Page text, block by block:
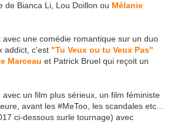
de Bianca Li, Lou Doillon ou Mélanie
avec une comédie romantique sur un duo
addict, c'est "Tu Veux ou tu Veux Pas"
Marceau et Patrick Bruel qui reçoit un
avec un film plus sérieux, un film féministe
avant les #MeToo, les scandales etc...
ci-dessous surle tournage) avec